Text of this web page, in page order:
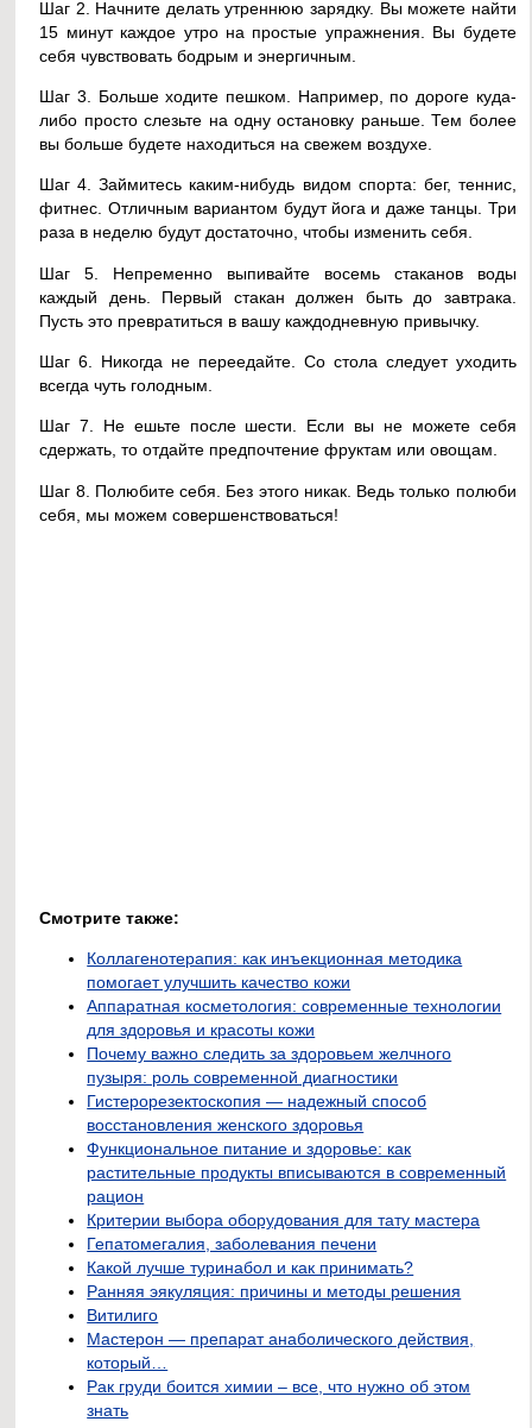
Шаг 2. Начните делать утреннюю зарядку. Вы можете найти
15 минут каждое утро на простые упражнения. Вы будете
себя чувствовать бодрым и энергичным.
Шаг 3. Больше ходите пешком. Например, по дороге куда-
либо просто слезьте на одну остановку раньше. Тем более
вы больше будете находиться на свежем воздухе.
Шаг 4. Займитесь каким-нибудь видом спорта: бег, теннис,
фитнес. Отличным вариантом будут йога и даже танцы. Три
раза в неделю будут достаточно, чтобы изменить себя.
Шаг 5. Непременно выпивайте восемь стаканов воды
каждый день. Первый стакан должен быть до завтрака.
Пусть это превратиться в вашу каждодневную привычку.
Шаг 6. Никогда не переедайте. Со стола следует уходить
всегда чуть голодным.
Шаг 7. Не ешьте после шести. Если вы не можете себя
сдержать, то отдайте предпочтение фруктам или овощам.
Шаг 8. Полюбите себя. Без этого никак. Ведь только полюби
себя, мы можем совершенствоваться!
Смотрите также:
Коллагенотерапия: как инъекционная методика
помогает улучшить качество кожи
Аппаратная косметология: современные технологии
для здоровья и красоты кожи
Почему важно следить за здоровьем желчного
пузыря: роль современной диагностики
Гистерорезектоскопия — надежный способ
восстановления женского здоровья
Функциональное питание и здоровье: как
растительные продукты вписываются в современный
рацион
Критерии выбора оборудования для тату мастера
Гепатомегалия, заболевания печени
Какой лучше туринабол и как принимать?
Ранняя эякуляция: причины и методы решения
Витилиго
Мастерон — препарат анаболического действия,
который…
Рак груди боится химии – все, что нужно об этом
знать